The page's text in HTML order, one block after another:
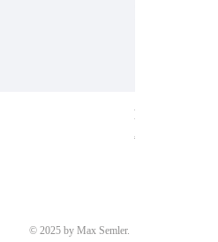
Ring aus
Preis
€ 8.700,00
© 2025 by Max Semler.